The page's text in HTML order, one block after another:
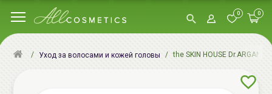
0 0
Уход за волосами и кожей головы the SKIN HOUSE Dr.ARGAN